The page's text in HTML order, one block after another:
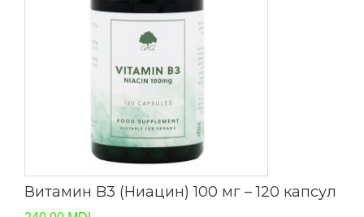
Витамин B3 (Ниацин) 100 мг – 120 капсул